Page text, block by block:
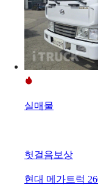
실매물
헛걸음보상
현대 메가트럭